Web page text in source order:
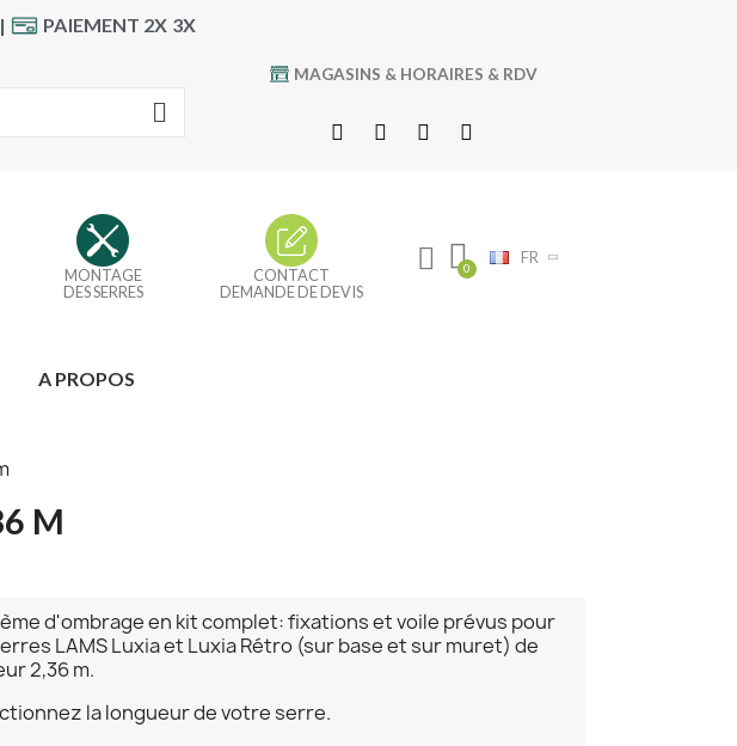
PAIEMENT 2X 3X
MAGASINS & HORAIRES & RDV
MONTAGE
DES SERRES
CONTACT
DEMANDE DE DEVIS
FR
A PROPOS
M
d'ombrage en kit complet: fixations et voile prévus pour
LAMS Luxia et Luxia Rétro (sur base et sur muret) de
2,36 m.
la longueur de votre serre.